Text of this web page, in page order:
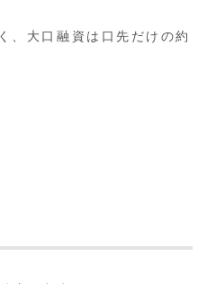
、大口融資は口先だけの約